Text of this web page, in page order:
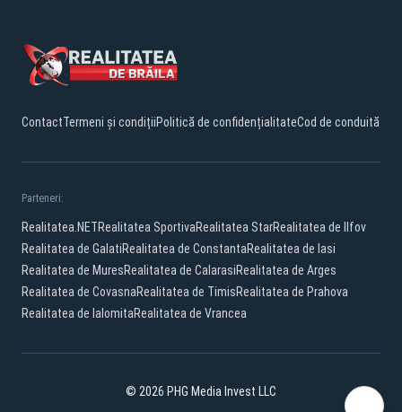
ContactTermeni și condițiiPolitică de confidențialitateCod de conduită
Parteneri:
Realitatea.NETRealitatea SportivaRealitatea StarRealitatea de Ilfov
Realitatea de GalatiRealitatea de ConstantaRealitatea de Iasi
Realitatea de MuresRealitatea de CalarasiRealitatea de Arges
Realitatea de CovasnaRealitatea de TimisRealitatea de Prahova
Realitatea de IalomitaRealitatea de Vrancea
© 2026 PHG Media Invest LLC